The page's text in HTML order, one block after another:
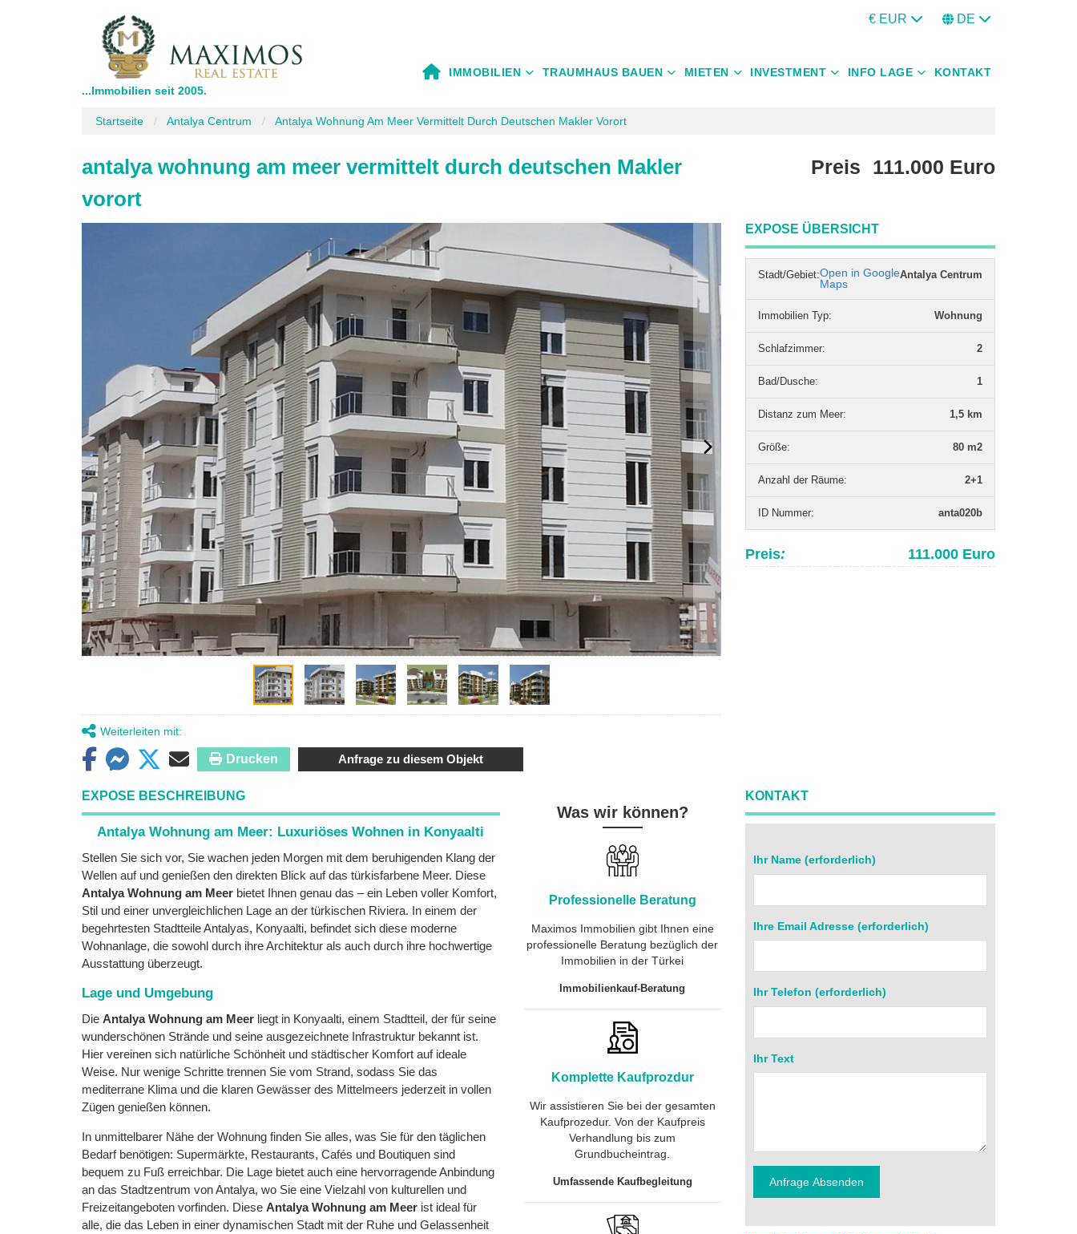
€ EUR DE
...Immobilien seit 2005.
IMMOBILIEN TRAUMHAUS BAUEN MIETEN INVESTMENT INFO LAGE KONTAKT
Startseite Antalya Centrum Antalya Wohnung Am Meer Vermittelt Durch Deutschen Makler Vorort
antalya wohnung am meer vermittelt durch deutschen Makler
vorort
Preis 111.000 Euro
Weiterleiten mit:
Drucken Anfrage zu diesem Objekt
EXPOSE ÜBERSICHT
Stadt/Gebiet: Antalya Centrum
Open in Google
Maps
Immobilien Typ: Wohnung
Schlafzimmer: 2
Bad/Dusche: 1
Distanz zum Meer: 1,5 km
Grö­ße: 80 m2
Anzahl der Räume: 2+1
ID Nummer: anta020b
Preis: 111.000 Euro
EXPOSE BESCHREIBUNG
Antalya Wohnung am Meer: Luxuriöses Wohnen in Konyaalti
Stellen Sie sich vor, Sie wachen jeden Morgen mit dem beruhigenden Klang der
Wellen auf und genießen den direkten Blick auf das türkisfarbene Meer. Diese
Antalya Wohnung am Meer bietet Ihnen genau das – ein Leben voller Komfort,
Stil und einer unvergleichlichen Lage an der türkischen Riviera. In einem der
begehrtesten Stadtteile Antalyas, Konyaalti, befindet sich diese moderne
Wohnanlage, die sowohl durch ihre Architektur als auch durch ihre hochwertige
Ausstattung überzeugt.
Lage und Umgebung
Die Antalya Wohnung am Meer liegt in Konyaalti, einem Stadtteil, der für seine
wunderschönen Strände und seine ausgezeichnete Infrastruktur bekannt ist.
Hier vereinen sich natürliche Schönheit und städtischer Komfort auf ideale
Weise. Nur wenige Schritte trennen Sie vom Strand, sodass Sie das
mediterrane Klima und die klaren Gewässer des Mittelmeers jederzeit in vollen
Zügen genießen können.
In unmittelbarer Nähe der Wohnung finden Sie alles, was Sie für den täglichen
Bedarf benötigen: Supermärkte, Restaurants, Cafés und Boutiquen sind
bequem zu Fuß erreichbar. Die Lage bietet auch eine hervorragende Anbindung
an das Stadtzentrum von Antalya, wo Sie eine Vielzahl von kulturellen und
Freizeitangeboten vorfinden. Diese Antalya Wohnung am Meer ist ideal für
alle, die das Leben in einer dynamischen Stadt mit der Ruhe und Gelassenheit
Was wir können?
Professionelle Beratung
Maximos Immobilien gibt Ihnen eine
professionelle Beratung bezüglich der
Immobilien in der Türkei
Immobilienkauf-Beratung
Komplette Kaufprozdur
Wir assistieren Sie bei der gesamten
Kaufprozedur. Von der Kaufpreis
Verhandlung bis zum
Grundbucheintrag.
Umfassende Kaufbegleitung
KONTAKT
Ihr Name (erforderlich)
Ihre Email Adresse (erforderlich)
Ihr Telefon (erforderlich)
Ihr Text